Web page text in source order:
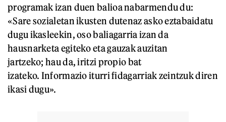
programak izan duen balioa nabarmendu du:
«Sare sozialetan ikusten dutenaz asko eztabaidatu
dugu ikasleekin, oso baliagarria izan da
hausnarketa egiteko eta gauzak auzitan
jartzeko; hau da, iritzi propio bat
izateko. Informazio iturri fidagarriak zeintzuk diren
ikasi dugu».